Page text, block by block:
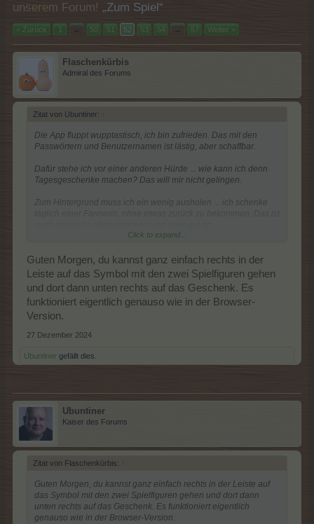
unserem Forum! „Zum Spiel“
< Zurück 1 ← 50 51 52 53 54 → 57 Weiter >
Flaschenkürbis
Admiral des Forums
Zitat von Ubuntiner: ↑
Die App fluppt wupptastisch, ich bin zufrieden. Das mit den
Passwörtern und Benutzernamen ist lästig, aber schaffbar.
Dafür stehe ich vor einer anderen Hürde ... wie kann ich denn
Tagesgeschenke machen? Das will mir nicht gelingen.
Zum Hintergrund muss ich ein wenig ausholen ... ich schenke
Geschenke-Button bleibt grau.
Kann ich also auf der Tablet-Version nichts verschenken, sandte
mir die betreffende Person kein Geschenk zuvor? Das kann
doch wohl kaum sein ...
Tabstift-Schwinger-Ubu
Click to expand...
Guten Morgen, du kannst ganz einfach rechts in der
Leiste auf das Symbol mit den zwei Spielfiguren gehen
und dort dann unten rechts auf das Geschenk. Es
funktioniert eigentlich genauso wie in der Browser-
Version.
27 Dezember 2024
Ubuntiner gefällt dies.
Ubuntiner
Kaiser des Forums
Zitat von Flaschenkürbis: ↑
Guten Morgen, du kannst ganz einfach rechts in der Leiste auf
das Symbol mit den zwei Spielfiguren gehen und dort dann
unten rechts auf das Geschenk. Es funktioniert eigentlich
genauso wie in der Browser-Version.